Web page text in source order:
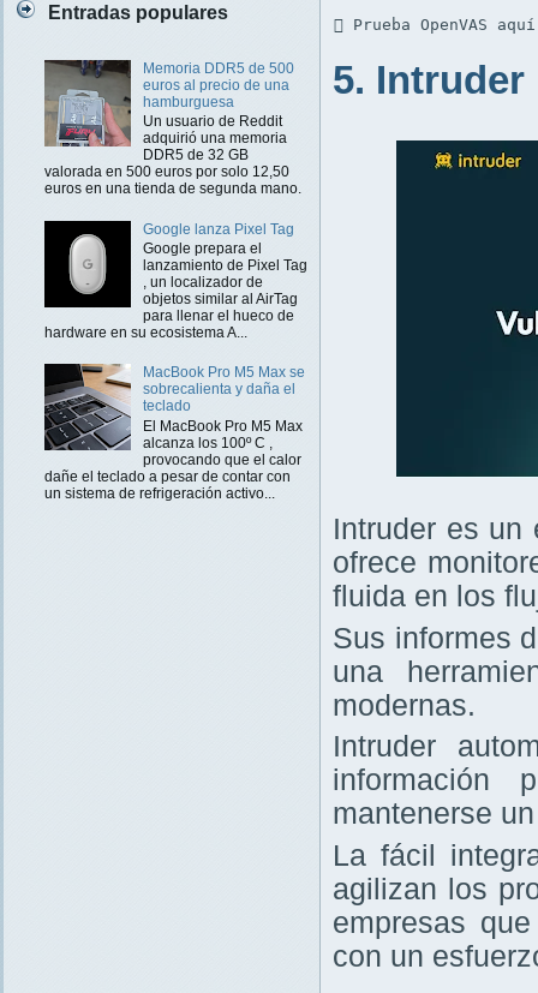
Entradas populares
Memoria DDR5 de 500
euros al precio de una
hamburguesa
Un usuario de Reddit
adquirió una memoria
DDR5 de 32 GB
valorada en 500 euros por solo 12,50
euros en una tienda de segunda mano.
Google lanza Pixel Tag
Google prepara el
lanzamiento de Pixel Tag
, un localizador de
objetos similar al AirTag
para llenar el hueco de
hardware en su ecosistema A...
MacBook Pro M5 Max se
sobrecalienta y daña el
teclado
El MacBook Pro M5 Max
alcanza los 100º C ,
provocando que el calor
dañe el teclado a pesar de contar con
un sistema de refrigeración activo...
 Prueba OpenVAS
5. Intruder
Intruder es un
ofrece
fluida en los
Sus informes
una
modernas.
Intruder
información
mantenerse
La fácil
agilizan los
empresas
con un